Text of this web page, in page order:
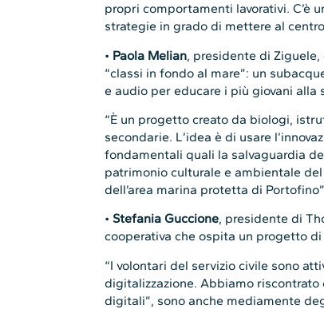
propri comportamenti lavorativi. C’è
strategie in grado di mettere al
• Paola Melian, presidente di
“classi in fondo al mare”: un
e audio per educare i più giovani alla
“È un progetto creato da biologi,
secondarie. L’idea è di usare
fondamentali quali la salvaguardia
patrimonio culturale e ambientale
dell’area marina protetta di
• Stefania Guccione, presidente di
cooperativa che ospita un progetto
“I volontari del servizio civile sono
digitalizzazione. Abbiamo riscontrato
digitali”, sono anche mediamente